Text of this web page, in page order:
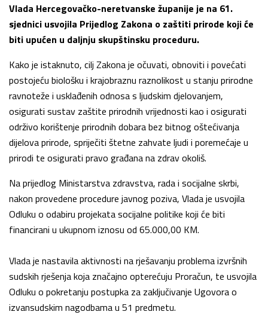
Vlada Hercegovačko-neretvanske županije je na 61.
sjednici usvojila Prijedlog Zakona o zaštiti prirode koji će
biti upućen u daljnju skupštinsku proceduru.
Kako je istaknuto, cilj Zakona je očuvati, obnoviti i povećati
postojeću biološku i krajobraznu raznolikost u stanju prirodne
ravnoteže i usklađenih odnosa s ljudskim djelovanjem,
osigurati sustav zaštite prirodnih vrijednosti kao i osigurati
održivo korištenje prirodnih dobara bez bitnog oštećivanja
dijelova prirode, spriječiti štetne zahvate ljudi i poremećaje u
prirodi te osigurati pravo građana na zdrav okoliš.
Na prijedlog Ministarstva zdravstva, rada i socijalne skrbi,
nakon provedene procedure javnog poziva, Vlada je usvojila
Odluku o odabiru projekata socijalne politike koji će biti
financirani u ukupnom iznosu od 65.000,00 KM.
Vlada je nastavila aktivnosti na rješavanju problema izvršnih
sudskih rješenja koja značajno opterećuju Proračun, te usvojila
Odluku o pokretanju postupka za zaključivanje Ugovora o
izvansudskim nagodbama u 51 predmetu.